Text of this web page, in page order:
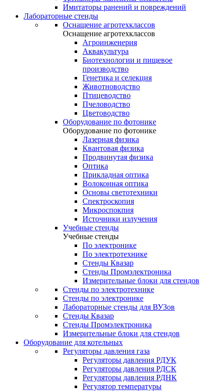
Имитаторы ранений и повреждений
Лабораторные стенды
Оснащение агротехклассов
Оснащение агротехклассов
Агроинженерия
Аквакультура
Биотехнологии и пищевое
производство
Генетика и селекция
Животноводство
Птицеводство
Пчеловодство
Цветоводство
Оборудование по фотонике
Оборудование по фотонике
Лазерная физика
Квантовая физика
Продвинутая физика
Оптика
Прикладная оптика
Волоконная оптика
Основы светотехники
Спектроскопия
Микроспокпия
Источники излучения
Учебные стенды
Учебные стенды
По электронике
По электротехнике
Стенды Квазар
Стенды Промэлектроника
Измерительные блоки для стендов
Стенды по электротехнике
Стенды по электронике
Лабораторные стенды для ВУЗов
Стенды Квазар
Стенды Промэлектроника
Измерительные блоки для стендов
Оборудование для котельных
Регуляторы давления газа
Регуляторы давления РДУК
Регуляторы давления РДСК
Регуляторы давления РДНК
Регулятор температуры